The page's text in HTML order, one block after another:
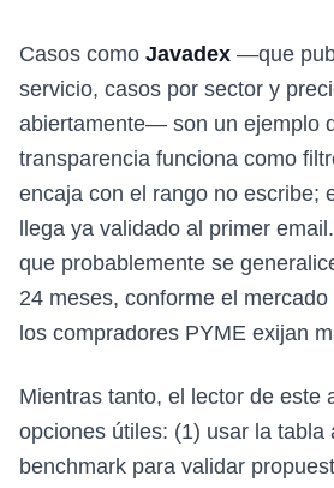
Casos como Javadex —que
servicio, casos por sector y
abiertamente— son un ejemplo
transparencia funciona como
encaja con el rango no escribe;
llega ya validado al primer
que probablemente se
24 meses, conforme el
los compradores PYME exijan
Mientras tanto, el lector de este
opciones útiles: (1) usar la tabla
benchmark para validar